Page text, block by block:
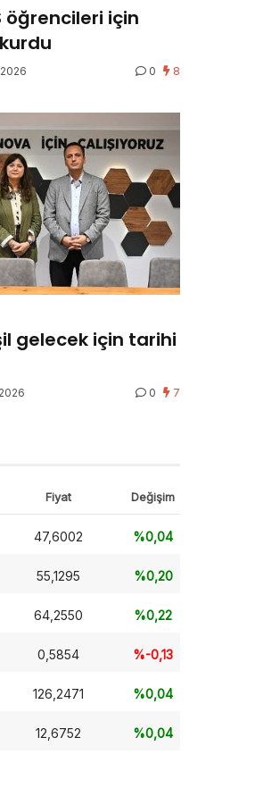
öğrencileri için
0 8
gelecek için tarihi
0 7
Fiyat Değişim
47,6002 %0,04
55,1295 %0,20
64,2550 %0,22
0,5854 %-0,13
126,2471 %0,04
12,6752 %0,04